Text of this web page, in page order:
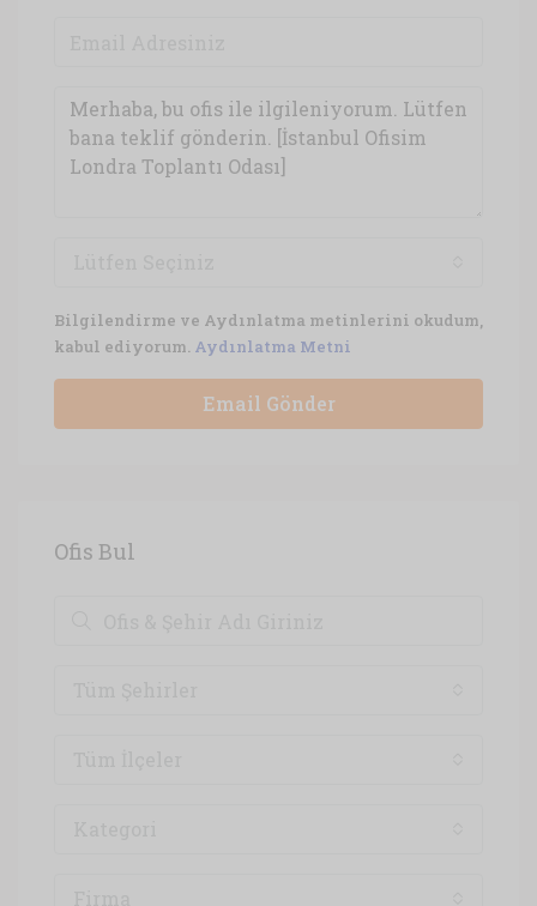
Bilgilendirme ve Aydınlatma metinlerini okudum,
kabul ediyorum. Aydınlatma Metni
Email Gönder
Ofis Bul